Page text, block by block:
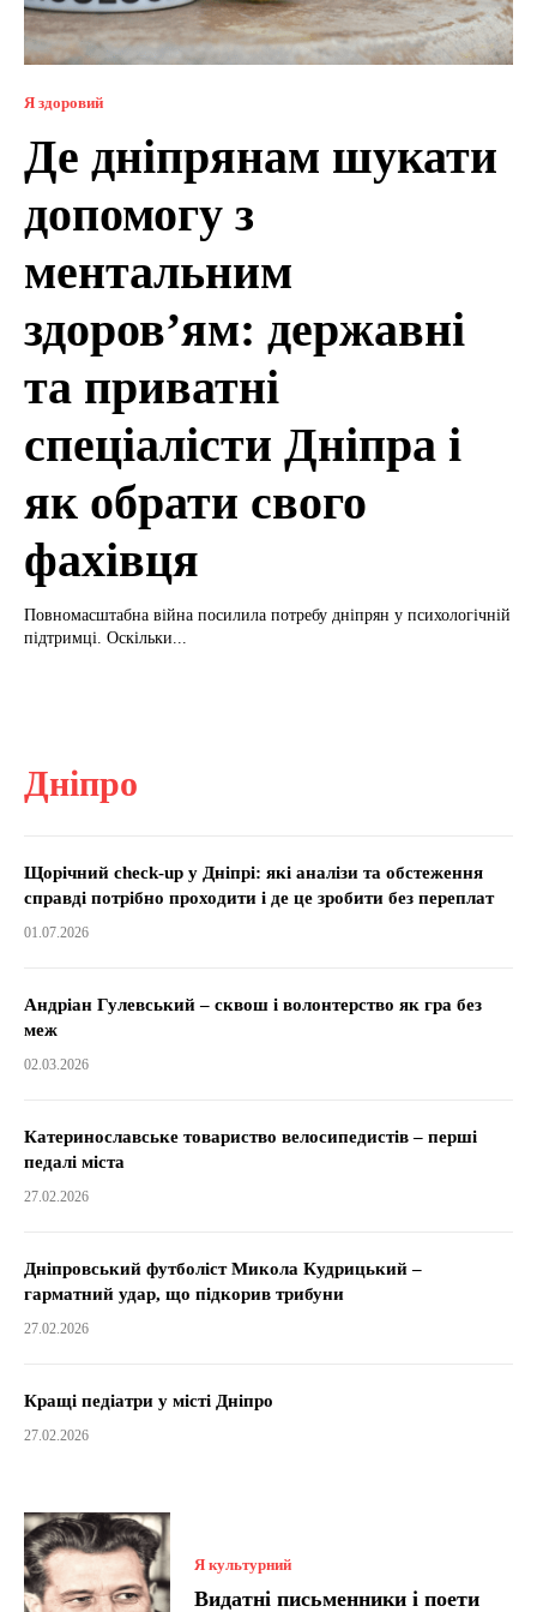
Я здоровий
Де дніпрянам шукати
допомогу з
ментальним
здоров’ям: державні
та приватні
спеціалісти Дніпра і
як обрати свого
фахівця
Повномасштабна війна посилила потребу дніпрян у психологічній
підтримці. Оскільки...
Дніпро
Щорічний check-up у Дніпрі: які аналізи та обстеження
справді потрібно проходити і де це зробити без переплат
01.07.2026
Андріан Гулевський – сквош і волонтерство як гра без
меж
02.03.2026
Катеринославське товариство велосипедистів – перші
педалі міста
27.02.2026
Дніпровський футболіст Микола Кудрицький –
гарматний удар, що підкорив трибуни
27.02.2026
Кращі педіатри у місті Дніпро
27.02.2026
Я культурний
Видатні письменники і поети